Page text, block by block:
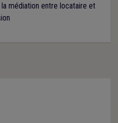
médiation entre locataire et